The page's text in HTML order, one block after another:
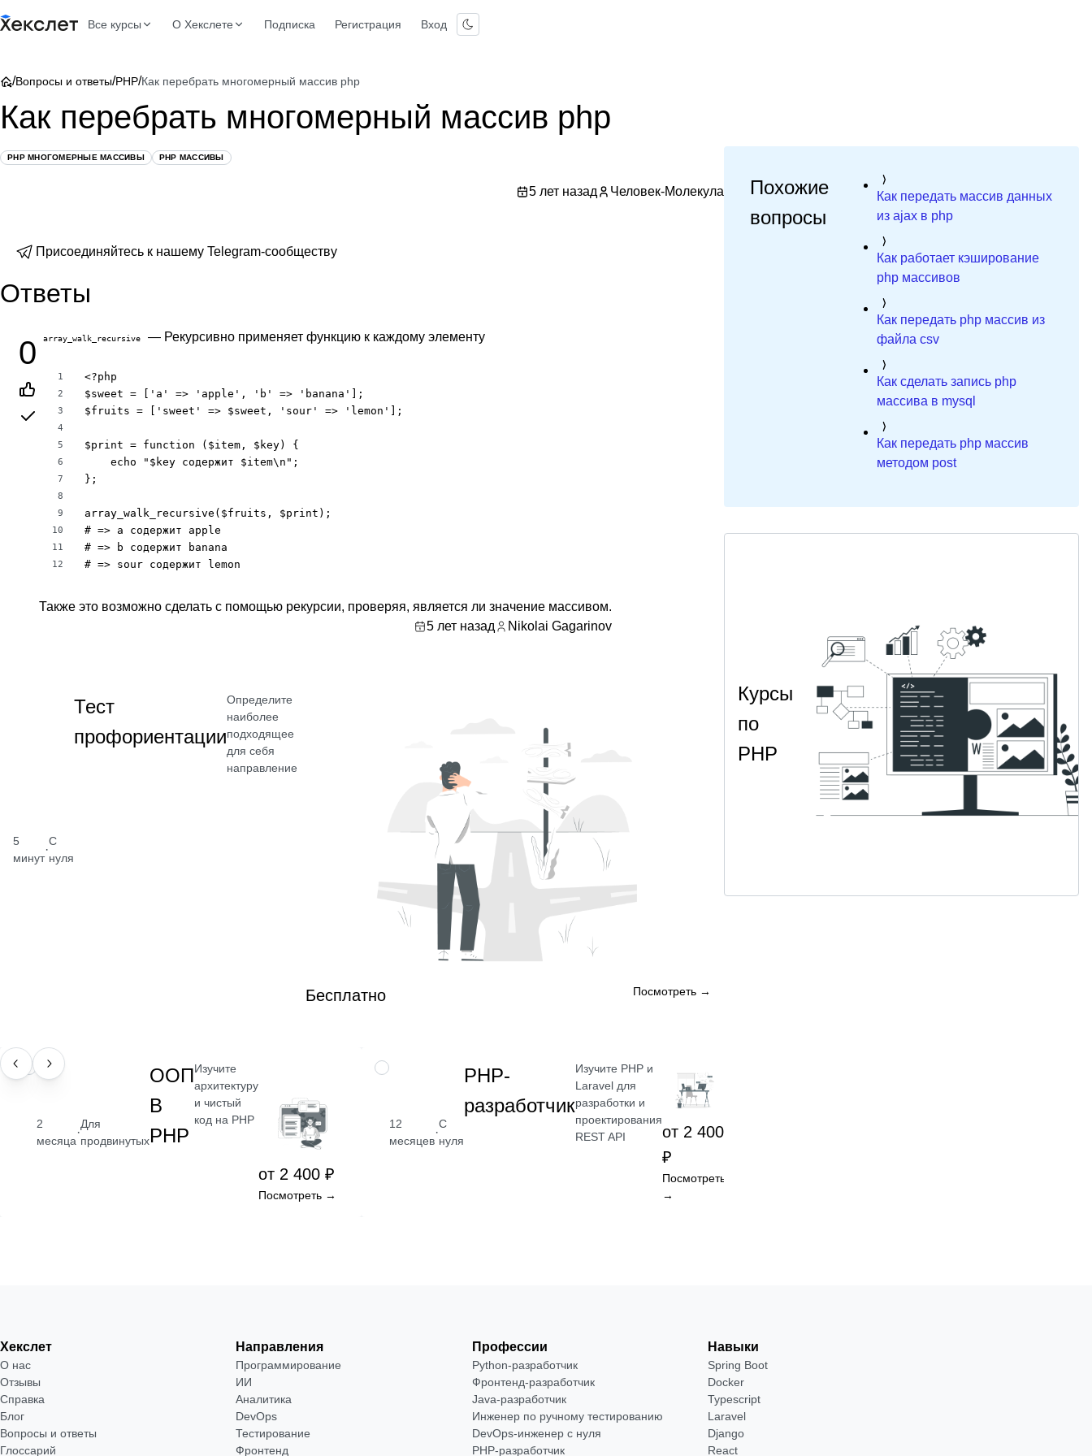
Все курсы О Хекслете Подписка Регистрация Вход
/Вопросы и ответы/PHP/Как перебрать многомерный массив php
Как перебрать многомерный массив php
PHP МНОГОМЕРНЫЕ МАССИВЫ PHP МАССИВЫ
5 лет назад Человек-Молекула
Присоединяйтесь к нашему Telegram-сообществу
Ответы
0 array_walk_recursive — Рекурсивно применяет функцию к каждому элементу
1
2
3
4
5
6
7
8
9
10
11
12
<?php
$sweet = ['a' => 'apple', 'b' => 'banana'];
$fruits = ['sweet' => $sweet, 'sour' => 'lemon'];
$print = function ($item, $key) {
    echo "$key содержит $item\n";
};
array_walk_recursive($fruits, $print);
# => a содержит apple
# => b содержит banana
# => sour содержит lemon
Также это возможно сделать с помощью рекурсии, проверяя, является ли значение массивом.
5 лет назад
Nikolai Gagarinov
5
минут
·
С
нуля
Тест
профориентации
Определите
наиболее
подходящее
для себя
направление
Бесплатно Посмотреть →
НАВЫК
2
месяца
·
Для
продвинутых
ООП
В
PHP
Изучите
архитектуру
и чистый
код на PHP
от 2 400 ₽
Посмотреть →
ПРОФЕССИЯ
12
месяцев
·
С
нуля
РНР-
разработчик
Изучите PHP и
Laravel для
разработки и
проектирования
REST API
от 2 400
₽
Посмотреть
→
Похожие
вопросы
Как передать массив данных
из ajax в php
Как работает кэширование
php массивов
Как передать php массив из
файла csv
Как сделать запись php
массива в mysql
Как передать php массив
методом post
Курсы
по
PHP
Хекслет
О нас
Отзывы
Справка
Блог
Вопросы и ответы
Глоссарий
Направления
Программирование
ИИ
Аналитика
DevOps
Тестирование
Фронтенд
Профессии
Python-разработчик
Фронтенд-разработчик
Java-разработчик
Инженер по ручному тестированию
DevOps-инженер с нуля
РНР-разработчик
Навыки
Spring Boot
Docker
Typescript
Laravel
Django
React